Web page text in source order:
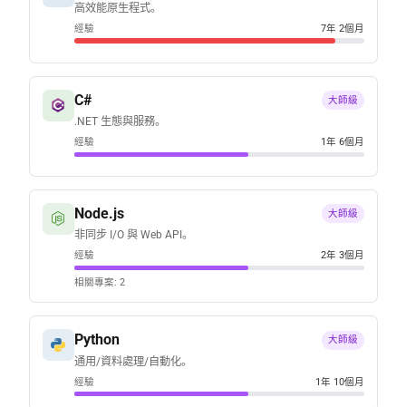
高效能原生程式。
經驗 7年 2個月
C# 大師級
.NET 生態與服務。
經驗 1年 6個月
Node.js 大師級
非同步 I/O 與 Web API。
經驗 2年 3個月
相關專案: 2
Python 大師級
通用/資料處理/自動化。
經驗 1年 10個月